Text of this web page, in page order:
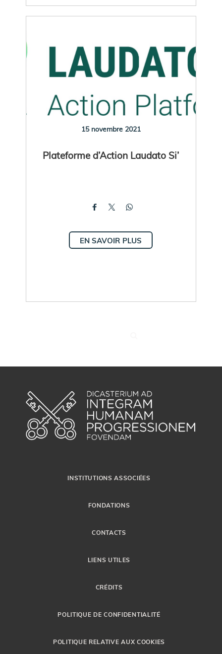
15 novembre 2021
Plateforme d’Action Laudato Si’
EN SAVOIR PLUS
INSTITUTIONS ASSOCIÉES
FONDATIONS
CONTACTS
LIENS UTILES
CRÉDITS
POLITIQUE DE CONFIDENTIALITÉ
POLITIQUE RELATIVE AUX COOKIES